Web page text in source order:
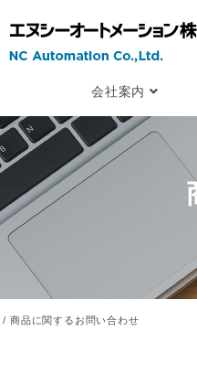
会社案内
/ 商品に関するお問い合わせ